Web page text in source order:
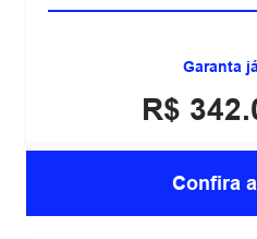
Garanta
R$
Confira